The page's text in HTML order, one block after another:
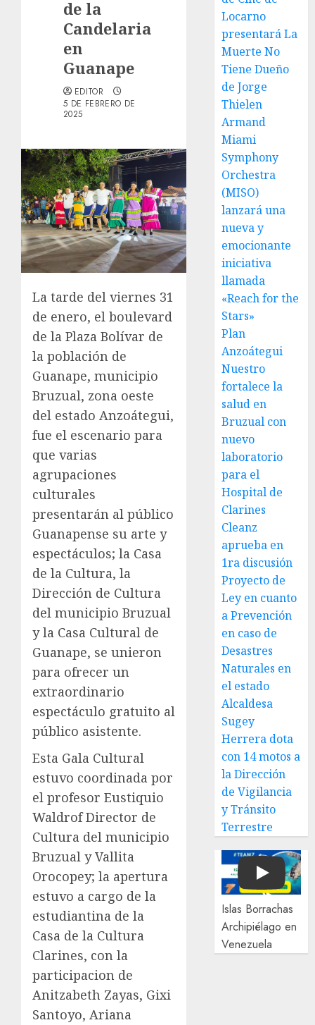
de la
Candelaria
en
Guanape
EDITOR
5 DE FEBRERO DE
2025
La tarde del viernes 31
de enero, el boulevard
de la Plaza Bolívar de
la población de
Guanape, municipio
Bruzual, zona oeste
del estado Anzoátegui,
fue el escenario para
que varias
agrupaciones
culturales
presentarán al público
Guanapense su arte y
espectáculos; la Casa
de la Cultura, la
Dirección de Cultura
del municipio Bruzual
y la Casa Cultural de
Guanape, se unieron
para ofrecer un
extraordinario
espectáculo gratuito al
público asistente.
Esta Gala Cultural
estuvo coordinada por
el profesor Eustiquio
Waldrof Director de
Cultura del municipio
Bruzual y Vallita
Orocopey; la apertura
estuvo a cargo de la
estudiantina de la
Casa de la Cultura
Clarines, con la
participacion de
Anitzabeth Zayas, Gixi
Santoyo, Ariana
Locarno
presentará La
Muerte No
Tiene Dueño
de Jorge
Thielen
Armand
Miami
Symphony
Orchestra
(MISO)
lanzará una
nueva y
emocionante
iniciativa
llamada
«Reach for the
Stars»
Plan
Anzoátegui
Nuestro
fortalece la
salud en
Bruzual con
nuevo
laboratorio
para el
Hospital de
Clarines
Cleanz
aprueba en
1ra discusión
Proyecto de
Ley en cuanto
a Prevención
en caso de
Desastres
Naturales en
el estado
Alcaldesa
Sugey
Herrera dota
con 14 motos a
la Dirección
de Vigilancia
y Tránsito
Terrestre
Play
Islas Borrachas
Archipiélago en
Venezuela